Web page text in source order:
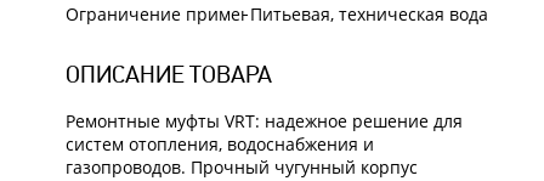
Ограничение примененияПитьевая, техническая вода
ОПИСАНИЕ ТОВАРА
Ремонтные муфты VRT: надежное решение для
систем отопления, водоснабжения и
газопроводов. Прочный чугунный корпус